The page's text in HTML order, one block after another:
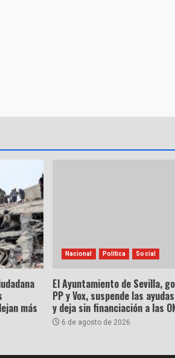
más
Nacional Política Social
El Ayuntamiento de Sevilla,
PP y Vox, suspende las
y deja sin financiación a las
6 de agosto de 2026